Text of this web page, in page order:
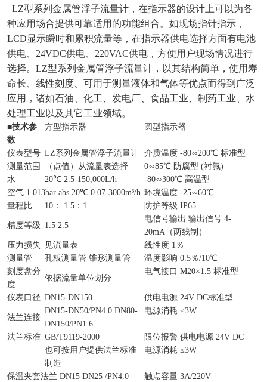
LZ型系列金属管浮子流量计，在指示器的设计上可以为各
种应用场合提供可靠适用的功能组合。如现场指针指示，
LCD显示瞬时和累积流量等，在指示器供电选择方面有电池
供电、24VDC供电、220VAC供电，方便用户现场情况进行
选择。LZ型系列金属管浮子流量计，以其结构简单，使用寿
命长、线性刻度、可用于测量液体和气体等优点而得到广泛
应用，诸如石油、化工、发电厂、食品工业、制药工业、水
处理工业以及其它工业领域。
■技术参
数
方型指示器 圆型指示器
仪表型号 LZ系列金属管浮子流量计 介质温度 -80∽200℃ 标准型
测量范围
（点值）从流量表选择
0∽85℃ 防腐型 (衬氟)
水
20℃ 2.5-150,000L/h
-80∽300℃ 高温型
空气 1.013bar abs 20℃ 0.07-3000m³/h 环境温度 -25∽60℃
量程比
10： 1 5：1 防护等级 IP65
精度等级 1.5 2.5
电信号输出 输出信号 4-
20mA（两线制）
压力损失
见流量表
线性度 1％
测量管
孔板测量管 锥形测量管
温度影响 0.5％/10℃
刻度盘分
度
依据流量单位划分
电气接口 M20×1.5 标准型
仪表口径 DN15-DN150 供电电源 24V DC标准型
法兰连接
DN15-DN50/PN4.0 DN80-
DN150/PN1.6
电源消耗 ≤3W
法兰标准 GB/T9119-2000
限位报警 供电电源 24V DC
也可按用户提供法兰标准
制造
电源消耗 ≤3W
保温夹套法兰 DN15 DN25 /PN4.0
触点容量 3A/220V